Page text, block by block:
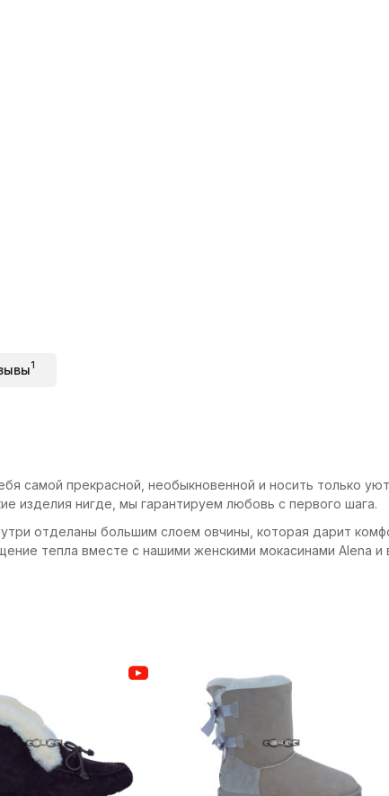
1
самой прекрасной, необыкновенной и носить только
изделия нигде, мы гарантируем любовь с первого шага.
отделаны большим слоем овчины, которая дарит
тепла вместе с нашими женскими мокасинами Alena